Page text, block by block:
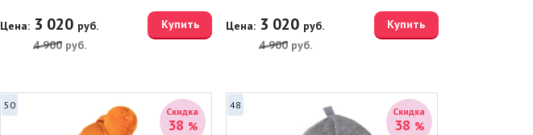
Цена:3 020 руб.
4 900 руб.
Купить Цена: 3 020 руб.
4 900 руб.
Купить
Скидка
38 %
50
Скидка
38 %
48